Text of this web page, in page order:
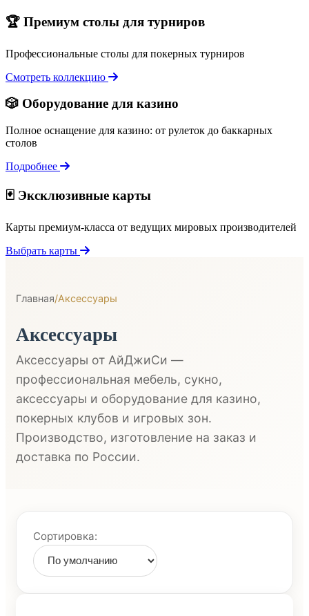
🏆 Премиум столы для турниров
Профессиональные столы для покерных турниров
Смотреть коллекцию
🎲 Оборудование для казино
Полное оснащение для казино: от рулеток до баккарных
столов
Подробнее
🃏 Эксклюзивные карты
Карты премиум-класса от ведущих мировых производителей
Выбрать карты
Главная/Аксессуары
Аксессуары
Аксессуары от АйДжиСи —
профессиональная мебель, сукно,
аксессуары и оборудование для казино,
покерных клубов и игровых зон.
Производство, изготовление на заказ и
доставка по России.
Сортировка: